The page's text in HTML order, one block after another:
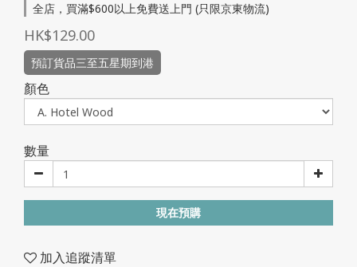
全店，買滿$600以上免費送上門 (只限京東物流)
HK$129.00
預訂貨品三至五星期到港
顏色
數量
現在預購
加入追蹤清單